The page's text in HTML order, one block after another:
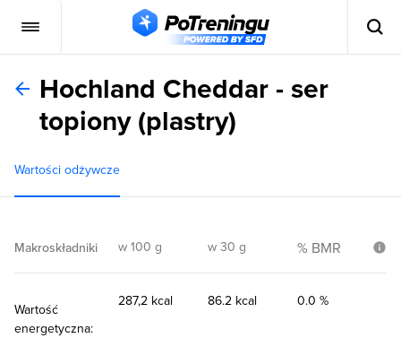
Hochland Cheddar - ser
topiony (plastry)
Wartości odżywcze
Makroskładniki w 100 g w 30 g % BMR
Wartość
energetyczna:
287,2 kcal 86.2 kcal 0.0 %